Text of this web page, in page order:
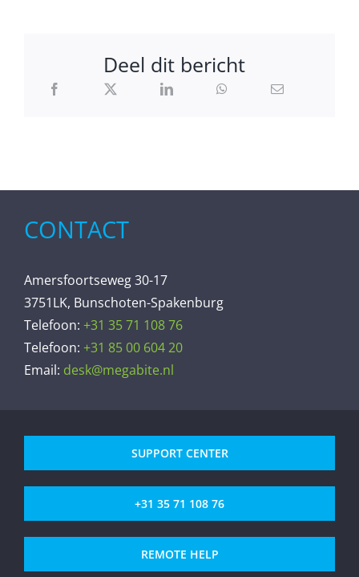
Deel dit bericht
CONTACT
Amersfoortseweg 30-17
3751LK, Bunschoten-Spakenburg
Telefoon: +31 35 71 108 76
Telefoon: +31 85 00 604 20
Email: desk@megabite.nl
SUPPORT CENTER
+31 35 71 108 76
REMOTE HELP